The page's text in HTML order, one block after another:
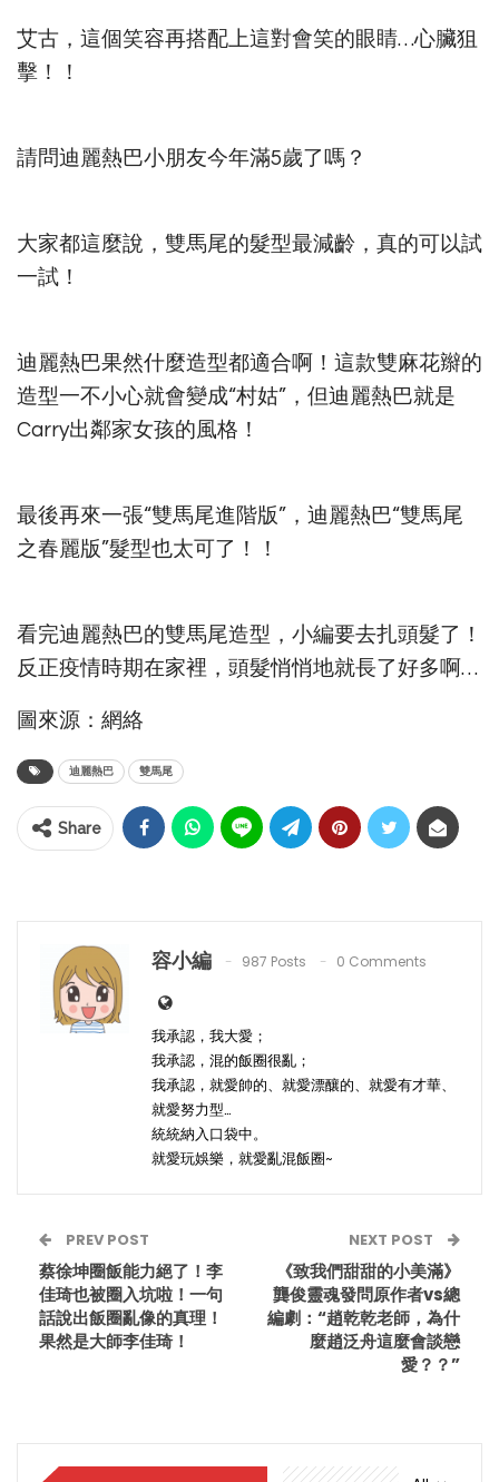
艾古，這個笑容再搭配上這對會笑的眼睛…心臟狙
擊！！
請問迪麗熱巴小朋友今年滿5歲了嗎？
大家都這麼說，雙馬尾的髮型最減齡，真的可以試
一試！
迪麗熱巴果然什麼造型都適合啊！這款雙麻花辮的
造型一不小心就會變成“村姑”，但迪麗熱巴就是
Carry出鄰家女孩的風格！
最後再來一張“雙馬尾進階版”，迪麗熱巴“雙馬尾
之春麗版”髮型也太可了！！
看完迪麗熱巴的雙馬尾造型，小編要去扎頭髮了！
反正疫情時期在家裡，頭髮悄悄地就長了好多啊…
圖來源：網絡
迪麗熱巴 雙馬尾
Share
容小編 987 Posts 0 Comments
我承認，我大愛；
我承認，混的飯圈很亂；
我承認，就愛帥的、就愛漂釀的、就愛有才華、
就愛努力型…
統統納入口袋中。
就愛玩娛樂，就愛亂混飯圈~
PREV POST
蔡徐坤圈飯能力絕了！李
佳琦也被圈入坑啦！一句
話說出飯圈亂像的真理！
果然是大師李佳琦！
NEXT POST
《致我們甜甜的小美滿》
龔俊靈魂發問原作者vs總
編劇：“趙乾乾老師，為什
麼趙泛舟這麼會談戀
愛？？”